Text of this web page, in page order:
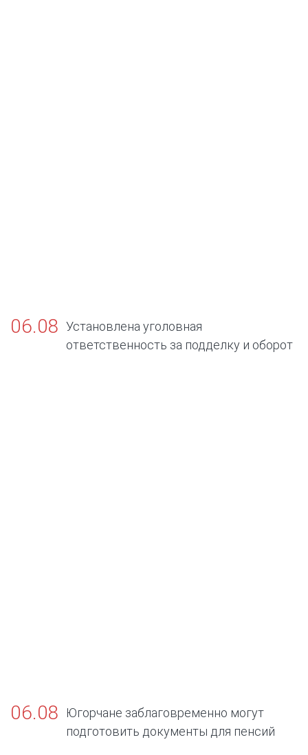
06.08 Установлена уголовная
ответственность за подделку и оборот
06.08
Югорчане заблаговременно могут
подготовить документы для пенсий